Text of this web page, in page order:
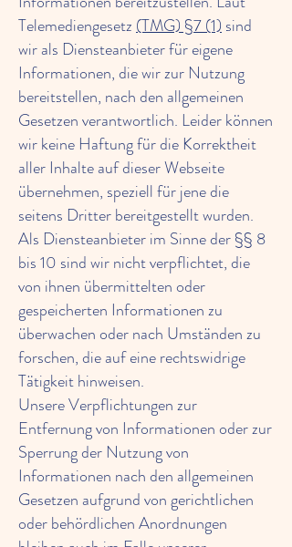
Telemediengesetz (TMG) §7 (1) sind
wir als Diensteanbieter für eigene
Informationen, die wir zur Nutzung
bereitstellen, nach den allgemeinen
Gesetzen verantwortlich. Leider können
wir keine Haftung für die Korrektheit
aller Inhalte auf dieser Webseite
übernehmen, speziell für jene die
seitens Dritter bereitgestellt wurden.
Als Diensteanbieter im Sinne der §§ 8
bis 10 sind wir nicht verpflichtet, die
von ihnen übermittelten oder
gespeicherten Informationen zu
überwachen oder nach Umständen zu
forschen, die auf eine rechtswidrige
Tätigkeit hinweisen.
Unsere Verpflichtungen zur
Entfernung von Informationen oder zur
Sperrung der Nutzung von
Informationen nach den allgemeinen
Gesetzen aufgrund von gerichtlichen
oder behördlichen Anordnungen